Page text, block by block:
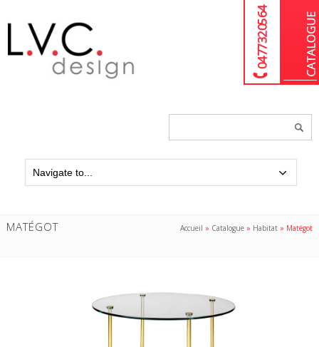
04 77 32 05 64
MATÉGOT Accueil » Catalogue » Habitat » Matégot